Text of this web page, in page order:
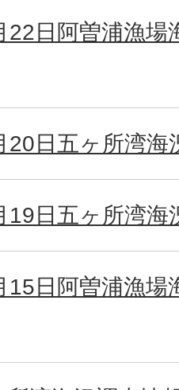
22日阿曽浦漁場
20日五ヶ所湾海
19日五ヶ所湾海
15日阿曽浦漁場